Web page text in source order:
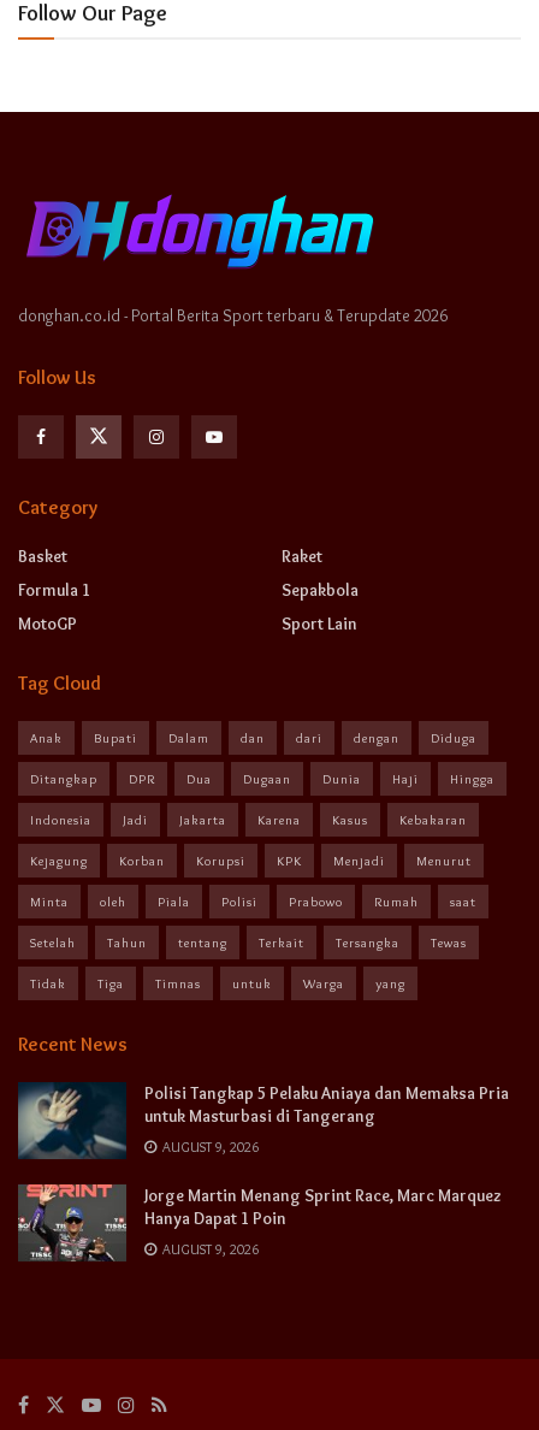
Follow Our Page
donghan.co.id - Portal Berita Sport terbaru & Terupdate 2026
Follow Us
Category
Basket
Formula 1
MotoGP
Raket
Sepakbola
Sport Lain
Tag Cloud
Anak Bupati Dalam dan dari dengan Diduga
Ditangkap DPR Dua Dugaan Dunia Haji Hingga
Indonesia Jadi Jakarta Karena Kasus Kebakaran
Kejagung Korban Korupsi KPK Menjadi Menurut
Minta oleh Piala Polisi Prabowo Rumah saat
Setelah Tahun tentang Terkait Tersangka Tewas
Tidak Tiga Timnas untuk Warga yang
Recent News
Polisi Tangkap 5 Pelaku Aniaya dan Memaksa Pria
untuk Masturbasi di Tangerang
AUGUST 9, 2026
Jorge Martin Menang Sprint Race, Marc Marquez
Hanya Dapat 1 Poin
AUGUST 9, 2026